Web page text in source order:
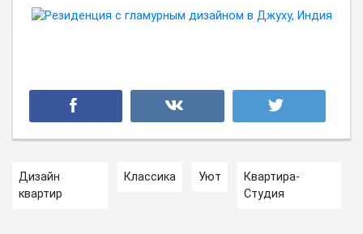
Дизайн
квартир
Классика Уют
Квартира-
Студия